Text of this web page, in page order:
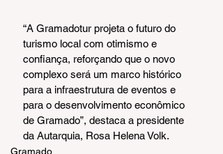
“A Gramadotur projeta o futuro do
turismo local com otimismo e
confiança, reforçando que o novo
complexo será um marco histórico
para a infraestrutura de eventos e
para o desenvolvimento econômico
de Gramado”, destaca a presidente
da Autarquia, Rosa Helena Volk.
Gramado